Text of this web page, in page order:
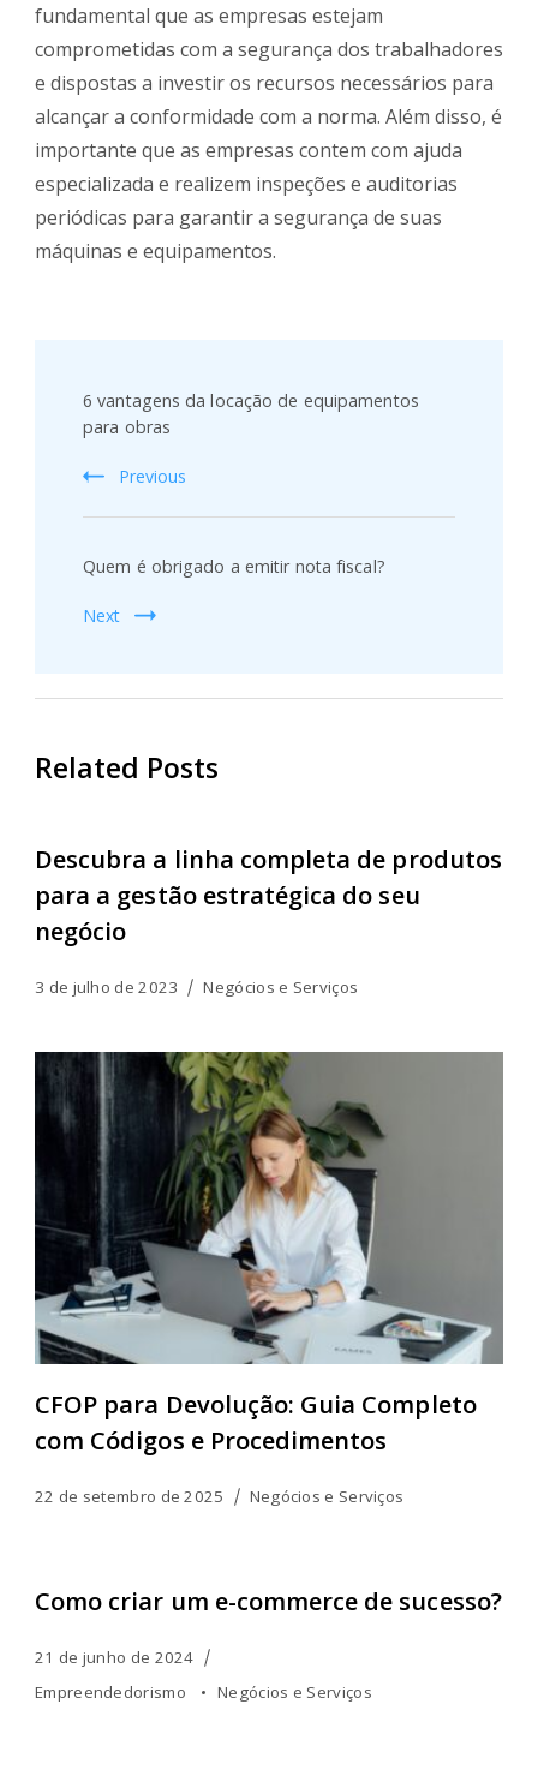
fundamental que as empresas estejam
comprometidas com a segurança dos trabalhadores
e dispostas a investir os recursos necessários para
alcançar a conformidade com a norma. Além disso, é
importante que as empresas contem com ajuda
especializada e realizem inspeções e auditorias
periódicas para garantir a segurança de suas
máquinas e equipamentos.
Navigation
6 vantagens da locação de equipamentos
para obras
Previous
Quem é obrigado a emitir nota fiscal?
Next
Related Posts
Descubra a linha completa de produtos
para a gestão estratégica do seu
negócio
3 de julho de 2023 Negócios e Serviços
CFOP para Devolução: Guia Completo
com Códigos e Procedimentos
22 de setembro de 2025 Negócios e Serviços
Como criar um e-commerce de sucesso?
21 de junho de 2024
Empreendedorismo
Negócios e Serviços